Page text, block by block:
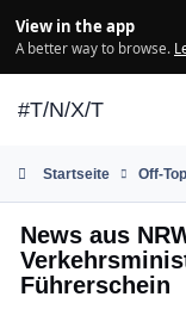
View in the app
A better way to browse.
#T/N/X/T
Startseite Off-
News aus
Führerschein